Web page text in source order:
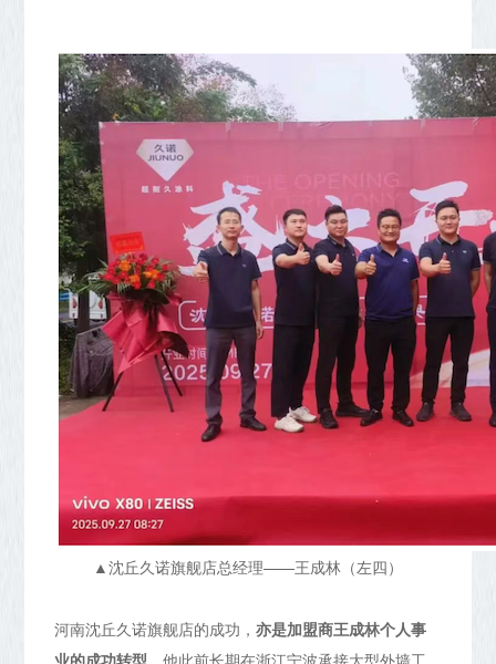
▲沈丘久诺旗舰店总经理——王成林（左四）
河南沈丘久诺旗舰店的成功，亦是加盟商王成林个人事
业的成功转型 。他此前长期在浙江宁波承接大型外墙工